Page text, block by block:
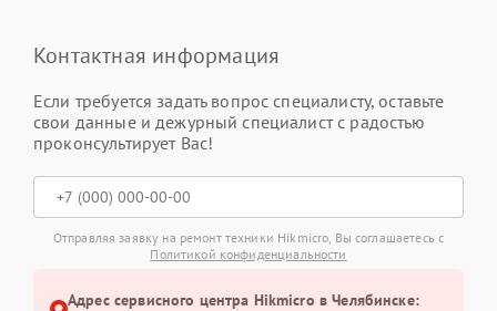
Контактная информация
Если требуется задать вопрос специалисту, оставьте
свои данные и дежурный специалист с радостью
проконсультирует Вас!
Отправляя заявку на ремонт техники Hikmicro, Вы соглашаетесь с
Политикой конфиденциальности
Адрес сервисного центра Hikmicro в Челябинске: